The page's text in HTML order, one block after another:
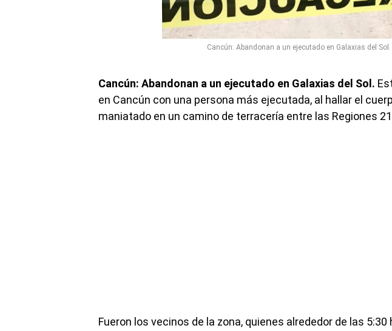
Cancún: Abandonan a un ejecutado en Galaxias del Sol.
Cancún: Abandonan a un ejecutado en Galaxias del Sol.
en Cancún con una persona más ejecutada, al hallar el
maniatado en un camino de terracería entre las Regiones
Fueron los vecinos de la zona, quienes alrededor de las